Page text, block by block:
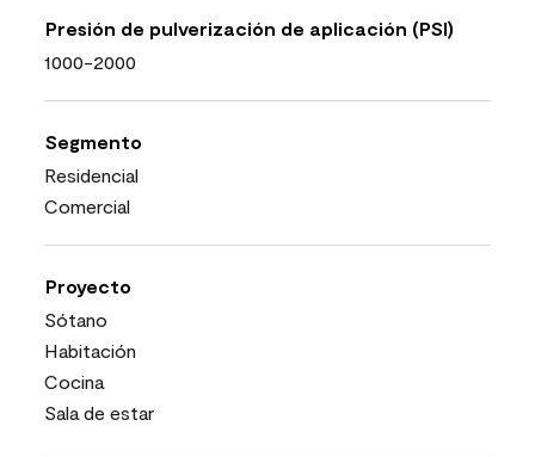
Presión de pulverización de aplicación (PSI)
1000-2000
Segmento
Residencial
Comercial
Proyecto
Sótano
Habitación
Cocina
Sala de estar